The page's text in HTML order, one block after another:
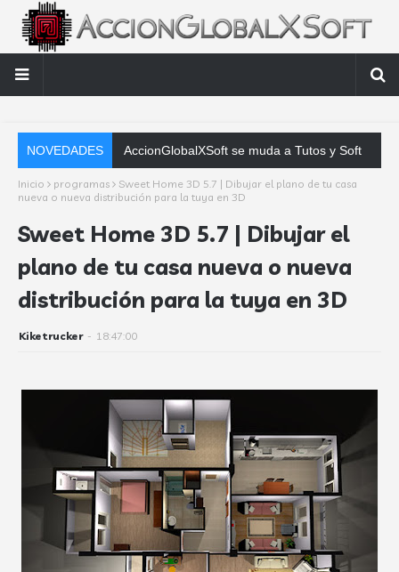
NOVEDADES AccionGlobalXSoft se muda a Tutos y Soft
Inicio programas
Sweet Home 3D 5.7 | Dibujar el plano de tu casa
nueva o nueva distribución para la tuya en 3D
Sweet Home 3D 5.7 | Dibujar el
plano de tu casa nueva o nueva
distribución para la tuya en 3D
Kiketrucker - 18:47:00